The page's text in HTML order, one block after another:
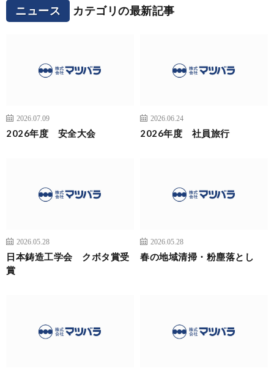
ニュース カテゴリの最新記事
2026.07.09
2026年度 安全大会
2026.06.24
2026年度 社員旅行
2026.05.28
日本鋳造工学会 クボタ賞受
賞
2026.05.28
春の地域清掃・粉塵落とし